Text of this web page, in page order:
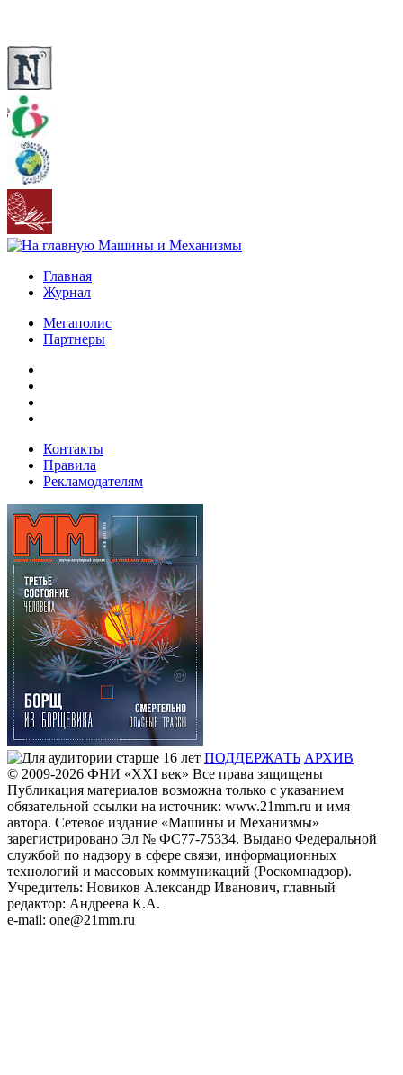
Главная
Журнал
Мегаполис
Партнеры
Контакты
Правила
Рекламодателям
ПОДДЕРЖАТЬ АРХИВ
© 2009-2026 ФHИ «XXI век» Все права защищены
Публикация материалов возможна только с указанием
обязательной ссылки на источник: www.21mm.ru и имя
автора. Сетевое издание «Машины и Механизмы»
зарегистрировано Эл № ФС77-75334. Выдано Федеральной
службой по надзору в сфере связи, информационных
технологий и массовых коммуникаций (Роскомнадзор).
Учредитель: Новиков Александр Иванович, главный
редактор: Андреева К.А.
e-mail: one@21mm.ru